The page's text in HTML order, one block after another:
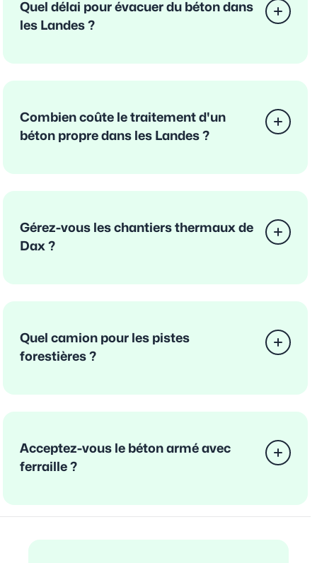
Quel délai pour évacuer du béton dans
les Landes ?
Combien coûte le traitement d'un
béton propre dans les Landes ?
Gérez-vous les chantiers thermaux de
Dax ?
Quel camion pour les pistes
forestières ?
Acceptez-vous le béton armé avec
ferraille ?